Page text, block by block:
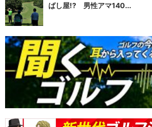
ばし屋!? 男性アマ140...